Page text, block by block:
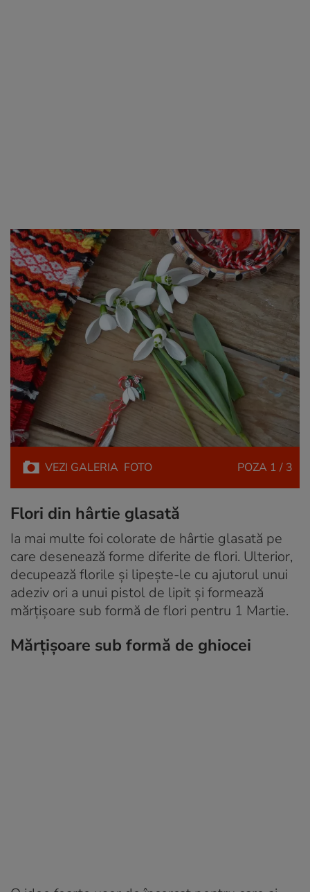
VEZI GALERIA FOTO POZA 1 / 3
Flori din hârtie glasată
Ia mai multe foi colorate de hârtie glasată pe
care desenează forme diferite de flori. Ulterior,
decupează florile și lipește-le cu ajutorul unui
adeziv ori a unui pistol de lipit și formează
mărțișoare sub formă de flori pentru 1 Martie.
Mărțișoare sub formă de ghiocei